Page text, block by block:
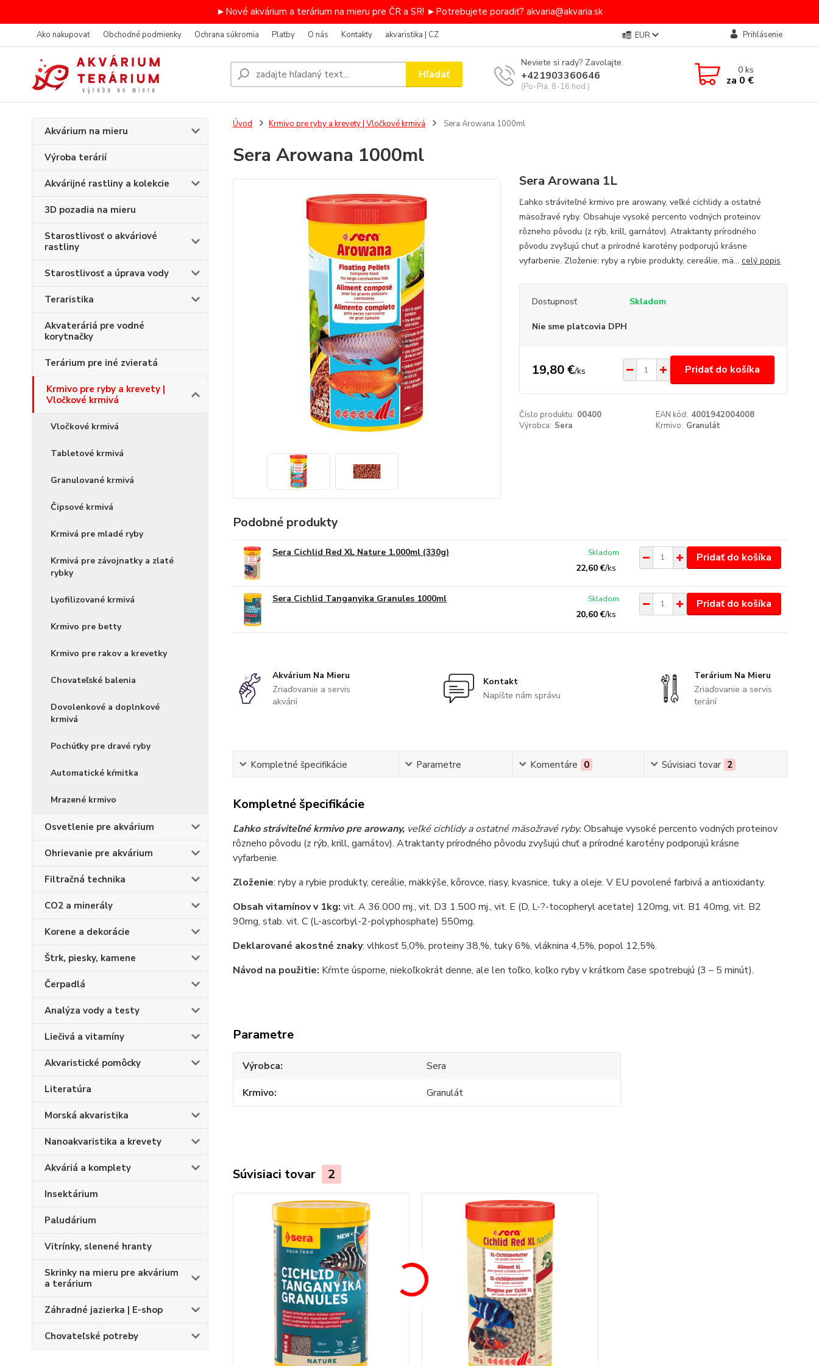
►Nové akvárium a terárium na mieru pre ČR a SR! ►Potrebujete poradiť? akvaria@akvaria.sk
Ako nakupovať Obchodné podmienky Ochrana súkromia Platby O nás Kontakty akvaristika | CZ EUR Prihlásenie
Hľadať
Neviete si rady? Zavolajte.
+421903360646
(Po-Pia, 8-16 hod.)
0ks
za 0 €
Akvárium na mieru
Výroba terárií
Akvárijné rastliny a kolekcie
3D pozadia na mieru
Starostlivosť o akváriové
rastliny
Starostlivosť a úprava vody
Teraristika
Akvateráriá pre vodné
korytnačky
Terárium pre iné zvieratá
Krmivo pre ryby a krevety |
Vločkové krmivá
Vločkové krmivá
Tabletové krmivá
Granulované krmivá
Čipsové krmivá
Krmivá pre mladé ryby
Krmivá pre závojnatky a zlaté
rybky
Lyofilizované krmivá
Krmivo pre betty
Krmivo pre rakov a krevetky
Chovateľské balenia
Dovolenkové a doplnkové
krmivá
Pochúťky pre dravé ryby
Automatické kŕmitka
Mrazené krmivo
Osvetlenie pre akvárium
Ohrievanie pre akvárium
Filtračná technika
CO2 a minerály
Korene a dekorácie
Štrk, piesky, kamene
Čerpadlá
Analýza vody a testy
Liečivá a vitamíny
Akvaristické pomôcky
Literatúra
Morská akvaristika
Nanoakvaristika a krevety
Akváriá a komplety
Insektárium
Paludárium
Vitrínky, slenené hranty
Skrinky na mieru pre akvárium
a terárium
Záhradné jazierka | E-shop
Chovateľské potreby
Úvod Krmivo pre ryby a krevety | Vločkové krmivá Sera Arowana 1000ml
Sera Arowana 1000ml
Sera Arowana 1L
Ľahko stráviteľné krmivo pre arowany, veľké cichlidy a ostatné
mäsožravé ryby. Obsahuje vysoké percento vodných proteinov
rôzneho pôvodu (z rýb, krill, garnátov). Atraktanty prírodného
pôvodu zvyšujú chuť a prírodné karotény podporujú krásne
vyfarbenie. Zloženie: ryby a rybie produkty, cereálie, mä... celý popis
Dostupnosť Skladom
Nie sme platcovia DPH
19,80 €/ks Pridať do košíka
Číslo produktu: 00400 EAN kód: 4001942004008
Výrobca: Sera Krmivo: Granulát
Podobné produkty
Sera Cichlid Red XL Nature 1.000ml (330g)
22,60 €/ks
Skladom Pridať do košíka
Sera Cichlid Tanganyika Granules 1000ml
20,60 €/ks
Skladom Pridať do košíka
Akvárium Na Mieru
Zriaďovanie a servis
akvárií
Kontakt
Napíšte nám správu
Terárium Na Mieru
Zriaďovanie a servis
terárií
Kompletné špecifikácie Parametre Komentáre 0 Súvisiaci tovar 2
Kompletné špecifikácie
Ľahko stráviteľné krmivo pre arowany,veľké cichlidy a ostatné mäsožravé ryby. Obsahuje vysoké percento vodných proteinov
rôzneho pôvodu (z rýb, krill, garnátov). Atraktanty prírodného pôvodu zvyšujú chuť a prírodné karotény podporujú krásne
vyfarbenie.
Zloženie: ryby a rybie produkty, cereálie, mäkkýše, kôrovce, riasy, kvasnice, tuky a oleje. V EU povolené farbivá a antioxidanty.
Obsah vitamínov v 1kg: vit. A 36.000 mj., vit. D3 1.500 mj., vit. E (D, L-?-tocopheryl acetate) 120mg, vit. B1 40mg, vit. B2
90mg, stab. vit. C (L-ascorbyl-2-polyphosphate) 550mg.
Deklarované akostné znaky: vlhkosť 5,0%, proteiny 38,%, tuky 6%, vláknina 4,5%, popol 12,5%.
Návod na použitie: Kŕmte úsporne, niekoľkokrát denne, ale len toľko, koľko ryby v krátkom čase spotrebujú (3 – 5 minút).
Parametre
Výrobca
Sera
Krmivo
Granulát
Súvisiaci tovar 2